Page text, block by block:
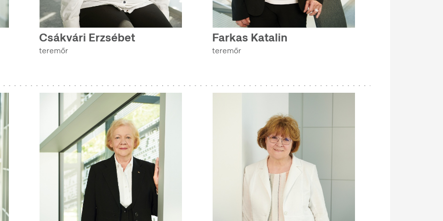
MOZGÓKÉPTÁR (ETNOLÓGIAI ARCHÍVUM)
HANGTÁR (ETNOLÓGIAI ARCHÍVUM)
Csákvári Erzsébet
teremőr
Farkas Katalin
teremőr